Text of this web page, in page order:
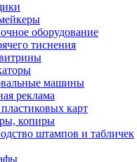
оборудование
тиснения
машины
реклама
карт
копиры
штампов и табличек